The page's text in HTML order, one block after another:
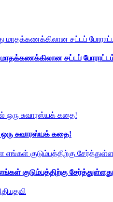
மாதக்கணக்கிலான சட்டப்
சுவாரஸ்யக் கதை!
எங்கள் குடும்பத்திற்கு